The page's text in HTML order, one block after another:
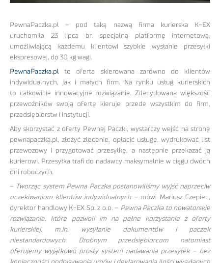
PewnaPaczka.pl – pod taką nazwą firma kurierska K-EX
uruchomiła 23 lipca br. specjalną platformę internetową,
umożliwiającą każdemu klientowi szybkie wysłanie przesyłki
ekspresowej, do 30 kg wagi.
PewnaPaczka.pl to oferta skierowana zarówno do klientów
indywidualnych, jak i małych firm. Na rynku usług kurierskich
to całkowicie innowacyjne rozwiązanie. Zdecydowana większość
przewoźników swoją ofertę kieruje przede wszystkim do firm,
przedsiębiorstw i instytucji.
Aby skorzystać z oferty Pewnej Paczki, wystarczy wejść na stronę
pewnapaczka.pl, złożyć zlecenie, opłacić usługę, wydrukować list
przewozowy i przygotować przesyłkę, a następnie przekazać ją
kurierowi. Przesyłka trafi do nadawcy maksymalnie w ciągu dwóch
dni roboczych.
– Tworząc system Pewna Paczka postanowiliśmy wyjść naprzeciw
oczekiwaniom klientów indywidualnych – mówi Mariusz Czepiec,
dyrektor handlowy K-EX Sp. z o.o. – Pewna Paczka to nowatorskie
rozwiązanie, które pozwoli im na pełne korzystanie z oferty
kurierskiej, m.in. wysyłanie dokumentów i paczek
niestandardowych. Drobnym przedsiębiorcom natomiast
oferujemy wyjątkowo prosty system nadawania przesyłek – bez